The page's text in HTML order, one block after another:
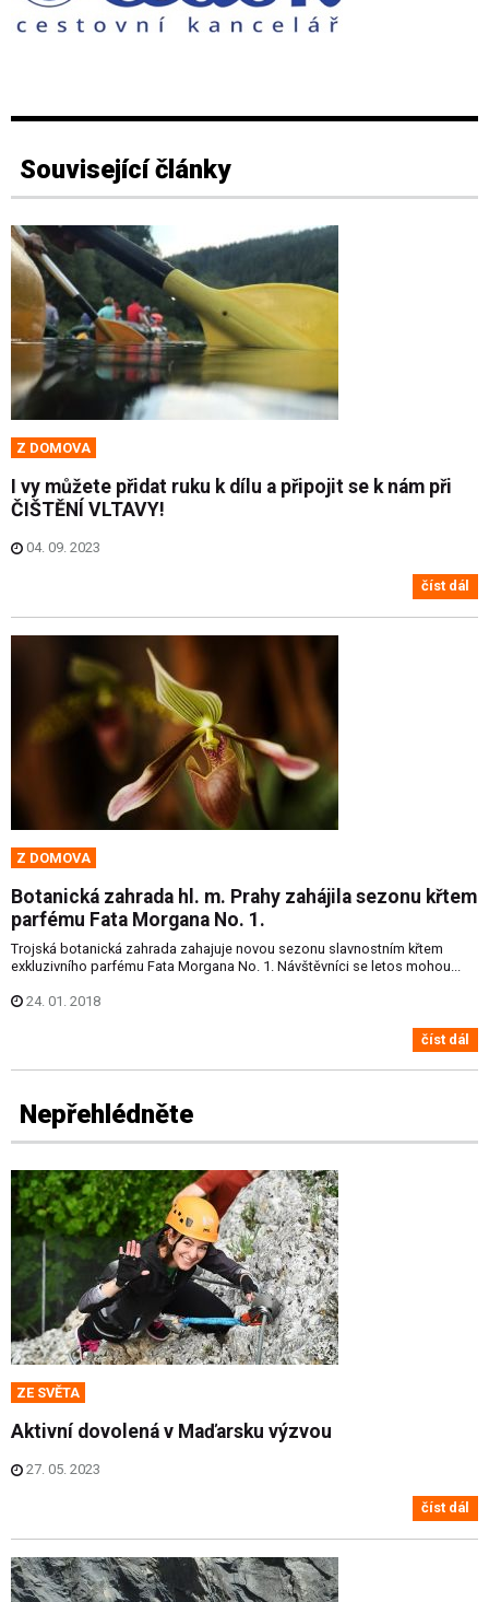
Související články
Z DOMOVA
I vy můžete přidat ruku k dílu a připojit se k nám při
ČIŠTĚNÍ VLTAVY!
04. 09. 2023
číst dál
Z DOMOVA
Botanická zahrada hl. m. Prahy zahájila sezonu křtem
parfému Fata Morgana No. 1.
Trojská botanická zahrada zahajuje novou sezonu slavnostním křtem
exkluzivního parfému Fata Morgana No. 1. Návštěvníci se letos mohou...
24. 01. 2018
číst dál
Nepřehlédněte
ZE SVĚTA
Aktivní dovolená v Maďarsku výzvou
27. 05. 2023
číst dál